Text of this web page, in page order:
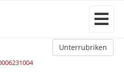
Unterrubriken